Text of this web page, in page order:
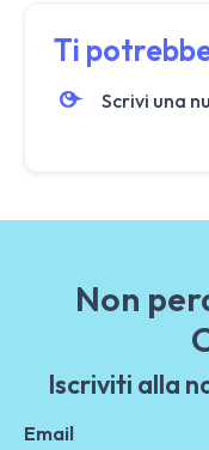
Ti
Scrivi una
Non
Iscriviti alla
Email